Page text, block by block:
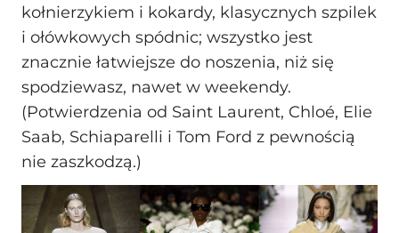
kołnierzykiem i kokardy, klasycznych szpilek
i ołówkowych spódnic; wszystko jest
znacznie łatwiejsze do noszenia, niż się
spodziewasz, nawet w weekendy.
(Potwierdzenia od Saint Laurent, Chloé, Elie
Saab, Schiaparelli i Tom Ford z pewnością
nie zaszkodzą.)